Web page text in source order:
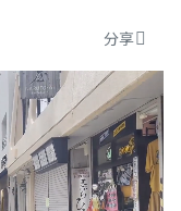
分享